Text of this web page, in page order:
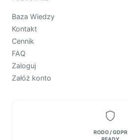
Baza Wiedzy
Kontakt
Cennik
FAQ
Zaloguj
Załóż konto
RODO / GDPR